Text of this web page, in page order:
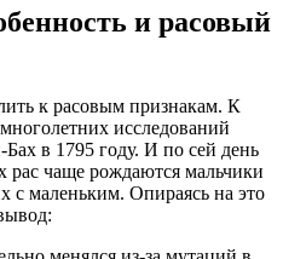
и расовый
к расовым признакам. К
исследований
в 1795 году. И по сей день
рас чаще рождаются мальчики
с маленьким. Опираясь на это